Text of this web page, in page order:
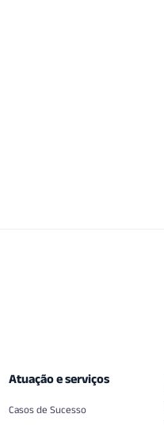
Atuação e serviços
Casos de Sucesso